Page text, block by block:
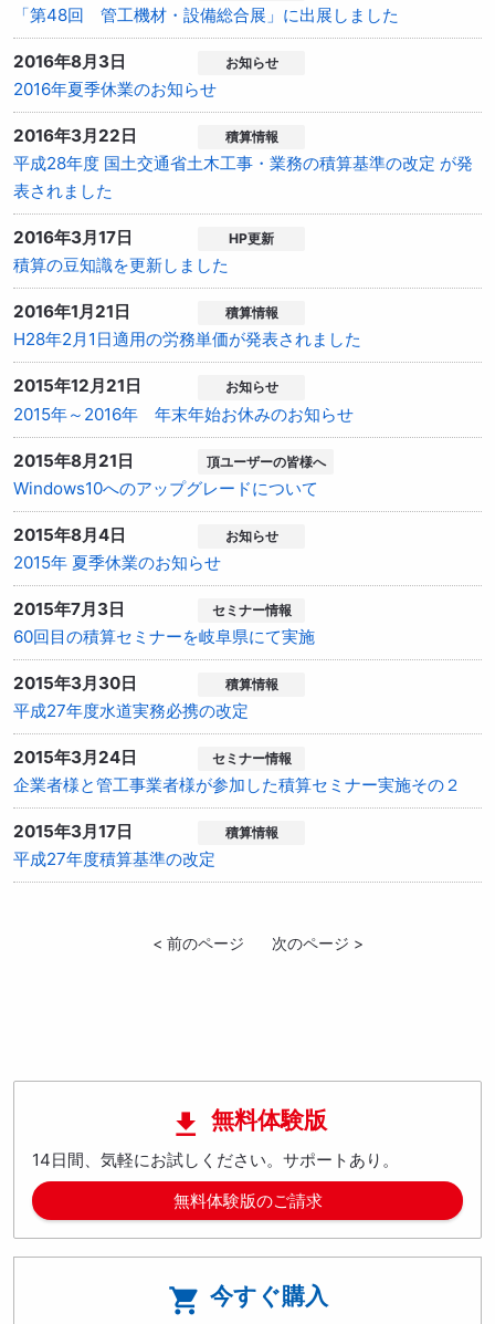
「第48回 管工機材・設備総合展」に出展しました
2016年8月3日 お知らせ
2016年夏季休業のお知らせ
2016年3月22日 積算情報
平成28年度 国土交通省土木工事・業務の積算基準の改定 が発
表されました
2016年3月17日 HP更新
積算の豆知識を更新しました
2016年1月21日 積算情報
H28年2月1日適用の労務単価が発表されました
2015年12月21日 お知らせ
2015年～2016年 年末年始お休みのお知らせ
2015年8月21日 頂ユーザーの皆様へ
Windows10へのアップグレードについて
2015年8月4日 お知らせ
2015年 夏季休業のお知らせ
2015年7月3日 セミナー情報
60回目の積算セミナーを岐阜県にて実施
2015年3月30日 積算情報
平成27年度水道実務必携の改定
2015年3月24日 セミナー情報
企業者様と管工事業者様が参加した積算セミナー実施その２
2015年3月17日 積算情報
平成27年度積算基準の改定
< 前のページ 次のページ >
 無料体験版
14日間、気軽にお試しください。サポートあり。
無料体験版のご請求
 今すぐ購入